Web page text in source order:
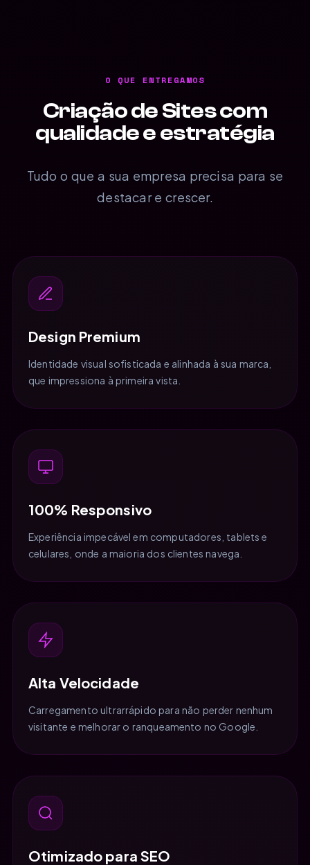
O QUE ENTREGAMOS
Criação de Sites com
qualidade e estratégia
Tudo o que a sua empresa precisa para se
destacar e crescer.
Design Premium
Identidade visual sofisticada e alinhada à sua marca,
que impressiona à primeira vista.
100% Responsivo
Experiência impecável em computadores, tablets e
celulares, onde a maioria dos clientes navega.
Alta Velocidade
Carregamento ultrarrápido para não perder nenhum
visitante e melhorar o ranqueamento no Google.
Otimizado para SEO